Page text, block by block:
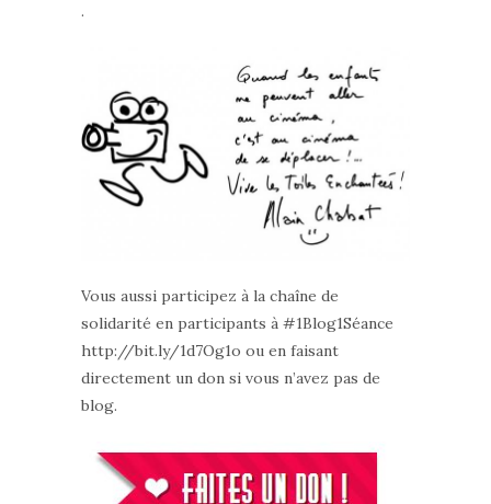
.
Vous aussi participez à la chaîne de
solidarité en participants à #1Blog1Séance
http://bit.ly/1d7Og1o ou en faisant
directement un don si vous n’avez pas de
blog.